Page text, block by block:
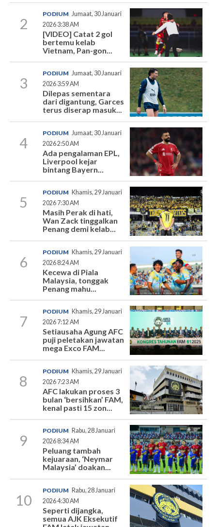
2
PODIUM Jumaat, 30 Januari
2026 3:38 AM
[VIDEO] Catat 2 gol
bertemu kelab
Vietnam, Pan-gon...
3
PODIUM Jumaat, 30 Januari
2026 3:59 AM
Dilepas sementara
dari digantung, Garces
terus diserap masuk...
4
PODIUM Jumaat, 30 Januari
2026 2:50 AM
Ada pengalaman EPL,
Liverpool kejar
bintang Bayern...
5
PODIUM Khamis, 29 Januari
2026 7:30 AM
Masih Perak di hati,
Wan Zack tinggalkan
Penang demi kelab...
6
PODIUM Khamis, 29 Januari
2026 8:24 AM
Kecewa di Piala
Malaysia, tonggak
Penang mahu...
7
PODIUM Khamis, 29 Januari
2026 7:12 AM
Setiausaha Agung AFC
puji peletakan jawatan
mega Exco FAM...
8
PODIUM Khamis, 29 Januari
2026 7:23 AM
AFC lakukan proses 3
bulan ‘bersihkan’ FAM,
kenal pasti 15 zon...
9
PODIUM Rabu, 28 Januari
2026 8:34 AM
Peluang tambah
kejuaraan, ‘Neymar
Malaysia’ doakan...
10
PODIUM Rabu, 28 Januari
2026 4:30 AM
Seperti dijangka,
semua AJK Eksekutif